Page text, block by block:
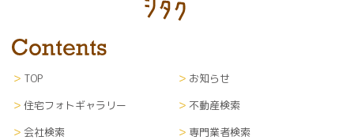
TOP
お知らせ
住宅フォトギャラリー
不動産検索
会社検索
専門業者検索